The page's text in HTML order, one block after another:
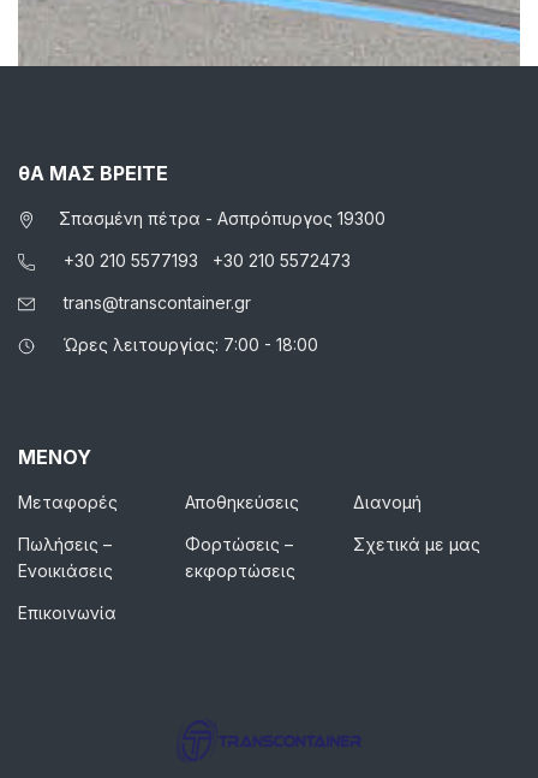
θΑ ΜΑΣ ΒΡΕΙΤΕ
Σπασμένη πέτρα - Ασπρόπυργος 19300
+30 210 5577193 +30 210 5572473
trans@transcontainer.gr
Ώρες λειτουργίας: 7:00 - 18:00
ΜΕΝΟΥ
Μεταφορές Αποθηκεύσεις Διανομή
Πωλήσεις –
Ενοικιάσεις
Φορτώσεις –
εκφορτώσεις
Σχετικά με μας
Επικοινωνία